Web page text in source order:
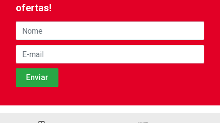
ofertas!